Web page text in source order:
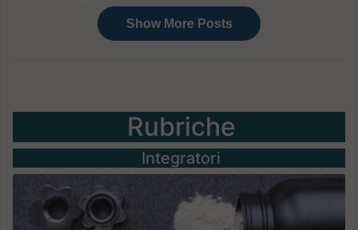
Rubriche
Integratori